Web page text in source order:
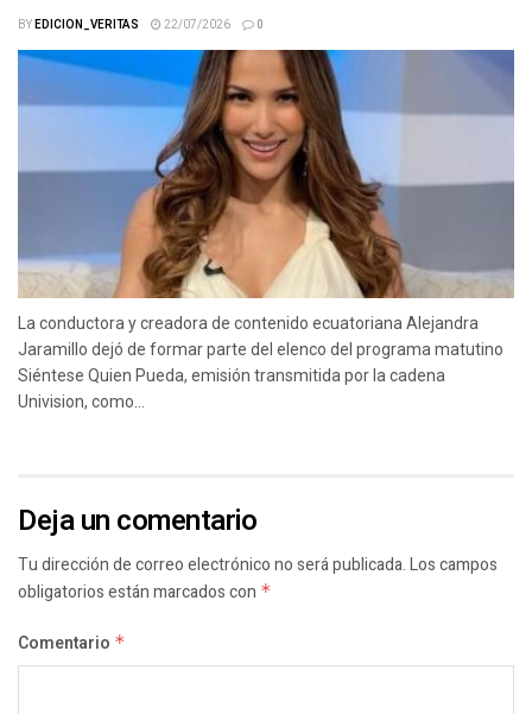
BYEDICION_VERITAS 22/07/2026 0
La conductora y creadora de contenido ecuatoriana Alejandra
Jaramillo dejó de formar parte del elenco del programa matutino
Siéntese Quien Pueda, emisión transmitida por la cadena
Univision, como...
Deja un comentario
Tu dirección de correo electrónico no será publicada.Los campos
obligatorios están marcados con *
Comentario *